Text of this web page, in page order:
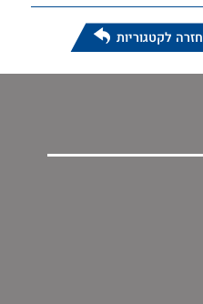
חזרה לקטגוריות